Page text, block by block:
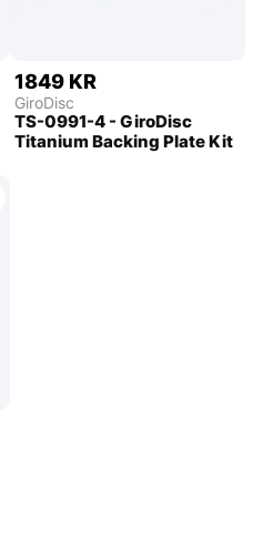
1849 KR
GiroDisc
TS-0991-4 - GiroDisc
Titanium Backing Plate Kit